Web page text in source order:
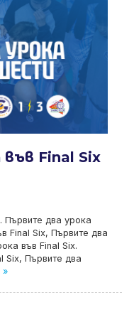
Final Six
Първите два урока
Final Six, Първите два
във Final Six.
Six, Първите два
»